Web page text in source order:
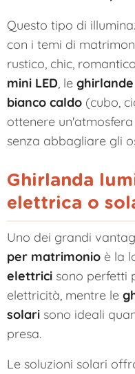
Questo tipo di
con i temi di
rustico, chic,
mini LED , le
bianco caldo (cubo,
ottenere
senza abbagliare gli
Ghirlanda
elettrica o
Uno dei grandi
per matrimonio è la
elettrici sono perfetti
elettricità, mentre le
solari sono ideali
presa.
Le soluzioni solari